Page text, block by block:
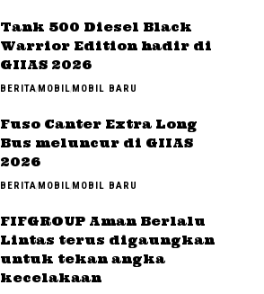
Tank 500 Diesel Black
Warrior Edition hadir di
GIIAS 2026
BERITAMOBILMOBIL BARU
Fuso Canter Extra Long
Bus meluncur di GIIAS
2026
BERITAMOBILMOBIL BARU
FIFGROUP Aman Berlalu
Lintas terus digaungkan
untuk tekan angka
kecelakaan